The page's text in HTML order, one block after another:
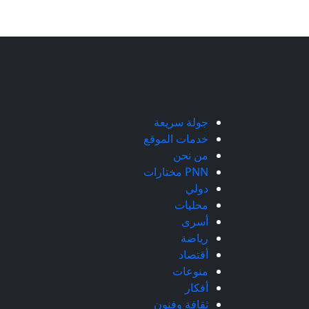
جولة سريعة
خدمات الموقع
من نحن
PNN مختارات
دولي
محليات
أسرى
رياضة
أقتصاد
منوعات
أفكار
ثقافة وفنون